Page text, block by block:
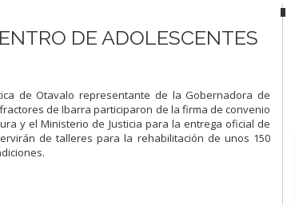
DE ADOLESCENTES
de Otavalo representante de la Gobernadora de
de Ibarra participaron de la firma de convenio
y el Ministerio de Justicia para la entrega oficial de
de talleres para la rehabilitación de unos 150